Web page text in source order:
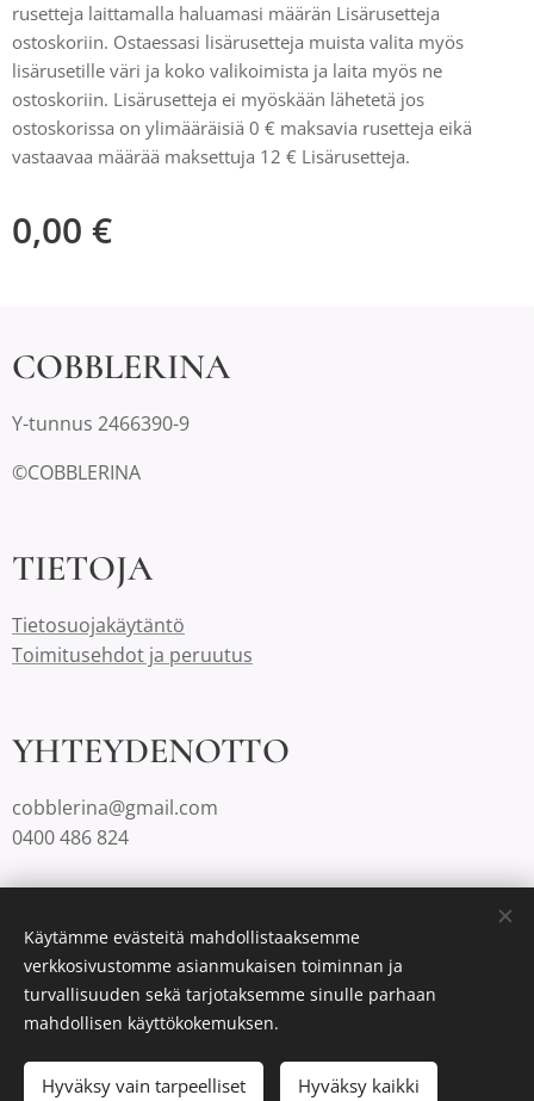
rusetteja laittamalla haluamasi määrän Lisärusetteja
ostoskoriin. Ostaessasi lisärusetteja muista valita myös
lisärusetille väri ja koko valikoimista ja laita myös ne
ostoskoriin. Lisärusetteja ei myöskään lähetetä jos
ostoskorissa on ylimääräisiä 0 € maksavia rusetteja eikä
vastaavaa määrää maksettuja 12 € Lisärusetteja.
0,00 €
Lisää ostoskoriin
COBBLERINA
Y-tunnus 2466390-9
©COBBLERINA
TIETOJA
Tietosuojakäytäntö
Toimitusehdot ja peruutus
YHTEYDENOTTO
cobblerina@gmail.com
0400 486 824
LuotuWebnodella Evästeet
Käytämme evästeitä mahdollistaaksemme
verkkosivustomme asianmukaisen toiminnan ja
turvallisuuden sekä tarjotaksemme sinulle parhaan
mahdollisen käyttökokemuksen.
Hyväksy vain tarpeelliset Hyväksy kaikki